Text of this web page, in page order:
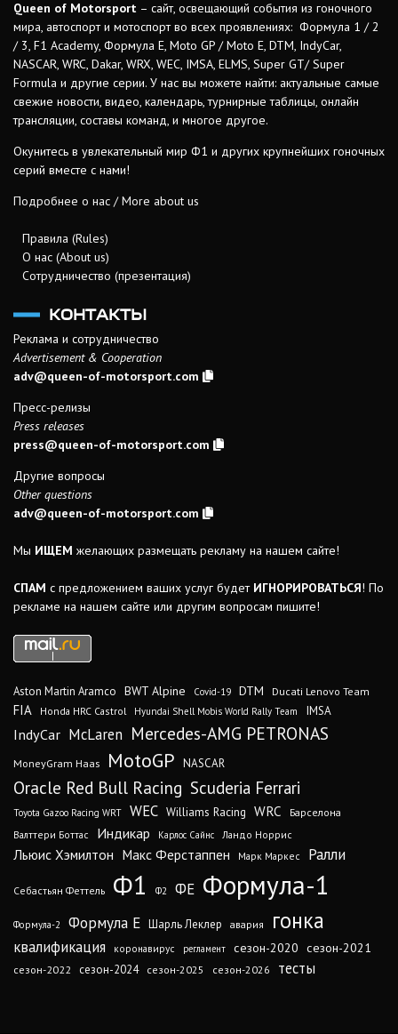
Queen of Motorsport – сайт, освещающий события из гоночного
мира, автоспорт и мотоспорт во всех проявлениях: Формула 1 / 2
/ 3, F1 Academy, Формула Е, Moto GP / Moto E, DTM, IndyCar,
NASCAR, WRC, Dakar, WRX, WEC, IMSA, ELMS, Super GT/ Super
Formula и другие серии. У нас вы можете найти: актуальные самые
свежие новости, видео, календарь, турнирные таблицы, онлайн
трансляции, составы команд, и многое другое.
Окунитесь в увлекательный мир Ф1 и других крупнейших гоночных
серий вместе с нами!
Подробнее о нас / More about us
Правила (Rules)
О нас (About us)
Сотрудничество (презентация)
КОНТАКТЫ
Реклама и сотрудничество
Advertisement & Cooperation
adv@queen-of-motorsport.com
Пресс-релизы
Press releases
press@queen-of-motorsport.com
Другие вопросы
Other questions
adv@queen-of-motorsport.com
Мы ИЩЕМ желающих размещать рекламу на нашем сайте!
СПАМ с предложением ваших услуг будет ИГНОРИРОВАТЬСЯ! По
рекламе на нашем сайте или другим вопросам пишите!
Aston Martin Aramco BWT Alpine Covid-19 DTM Ducati Lenovo Team
FIA Honda HRC Castrol Hyundai Shell Mobis World Rally Team IMSA
IndyCar McLaren Mercedes-AMG PETRONAS
MoneyGram Haas MotoGP NASCAR
Oracle Red Bull Racing Scuderia Ferrari
Toyota Gazoo Racing WRT WEC Williams Racing WRC
Барселона
Валттери Боттас
Индикар Карлос Сайнс Ландо Норрис
Льюис Хэмилтон Макс Ферстаппен Марк Маркес Ралли
Себастьян Феттель Ф1 Ф2 ФЕ Формула-1
Формула-2 Формула Е Шарль Леклер авария гонка
квалификация коронавирус регламент сезон-2020 сезон-2021
сезон-2022 сезон-2024 сезон-2025 сезон-2026 тесты